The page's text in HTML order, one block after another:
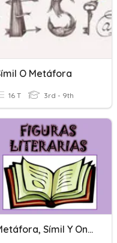
O Metáfora
16 T 3rd - 9th
Metáfora, Símil Y Onomatopeya